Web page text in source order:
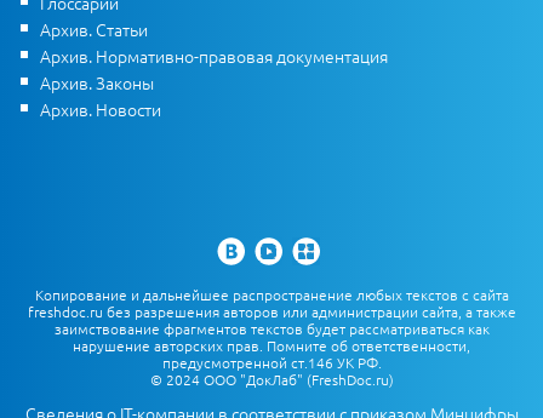
Архив. Статьи
Архив. Нормативно-правовая документация
Архив. Законы
Архив. Новости
Копирование и дальнейшее распространение любых текстов с сайта
freshdoc.ru без разрешения авторов или администрации сайта, а также
заимствование фрагментов текстов будет рассматриваться как
нарушение авторских прав. Помните об ответственности,
предусмотренной ст.146 УК РФ.
© 2024 ООО "ДокЛаб" (FreshDoc.ru)